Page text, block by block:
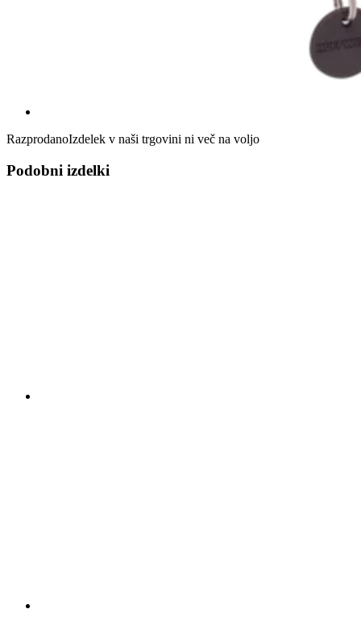
RazprodanoIzdelek v naši trgovini ni več na voljo
Podobni izdelki